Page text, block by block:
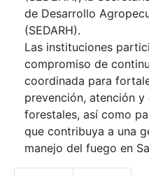
de Desarrollo
(SEDARH).
Las instituciones
compromiso de
coordinada para
prevención, atención
forestales, así como
que contribuya a una
manejo del fuego en